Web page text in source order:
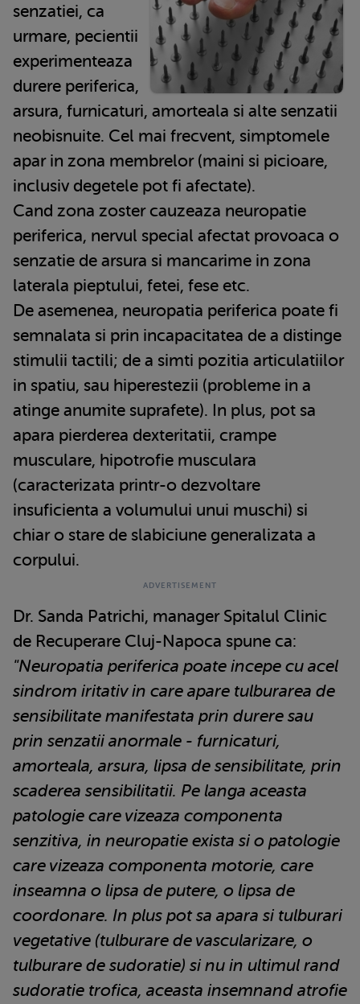
senzatiei, ca
urmare, pecientii
experimenteaza
durere periferica,
arsura, furnicaturi, amorteala si alte senzatii
neobisnuite. Cel mai frecvent, simptomele
apar in zona membrelor (maini si picioare,
inclusiv degetele pot fi afectate).
Cand zona zoster cauzeaza neuropatie
periferica, nervul special afectat provoaca o
senzatie de arsura si mancarime in zona
laterala pieptului, fetei, fese etc.
De asemenea, neuropatia periferica poate fi
semnalata si prin incapacitatea de a distinge
stimulii tactili; de a simti pozitia articulatiilor
in spatiu, sau hiperestezii (probleme in a
atinge anumite suprafete). In plus, pot sa
apara pierderea dexteritatii, crampe
musculare, hipotrofie musculara
(caracterizata printr-o dezvoltare
insuficienta a volumului unui muschi) si
chiar o stare de slabiciune generalizata a
corpului.
Dr. Sanda Patrichi, manager Spitalul Clinic
de Recuperare Cluj-Napoca spune ca:
"Neuropatia periferica poate incepe cu acel
sindrom iritativ in care apare tulburarea de
sensibilitate manifestata prin durere sau
prin senzatii anormale - furnicaturi,
amorteala, arsura, lipsa de sensibilitate, prin
scaderea sensibilitatii. Pe langa aceasta
patologie care vizeaza componenta
senzitiva, in neuropatie exista si o patologie
care vizeaza componenta motorie, care
inseamna o lipsa de putere, o lipsa de
coordonare. In plus pot sa apara si tulburari
vegetative (tulburare de vascularizare, o
tulburare de sudoratie) si nu in ultimul rand
sudoratie trofica, aceasta insemnand atrofie